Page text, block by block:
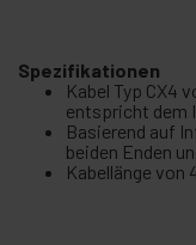
Spezifikationen
Kabel Typ CX4
entspricht dem
Basierend auf
beiden Enden
Kabellänge von